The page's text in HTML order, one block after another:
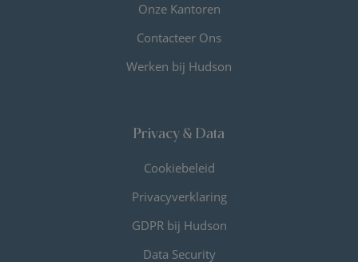
Onze Kantoren
Contacteer Ons
Werken bij Hudson
Privacy & Data
Cookiebeleid
Privacyverklaring
GDPR bij Hudson
Data Security